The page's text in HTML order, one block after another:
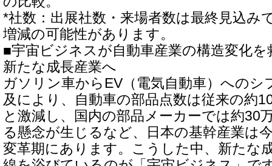
*社数：出展社数・来場者数は最終見込み
増減の可能性があります。
■宇宙ビジネスが自動車産業の構造変化
新たな成長産業へ
ガソリン車からEV（電気自動車）へのシ
及により、自動車の部品点数は従来の約
と激減し、国内の部品メーカーでは約30
る懸念が生じるなど、日本の基幹産業は
変革期にあります。こうした中、新たな